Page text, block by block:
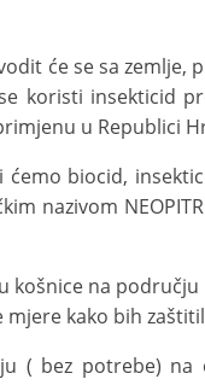
će se sa zemlje,
koristi insekticid
u Republici
biocid,
nazivom
košnice na
kako bih
( bez potrebe)